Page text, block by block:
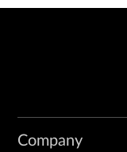
Company